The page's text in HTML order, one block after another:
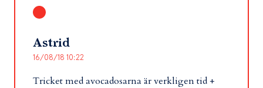
Astrid
16/08/18 10:22
Tricket med avocadosarna är verkligen tid +